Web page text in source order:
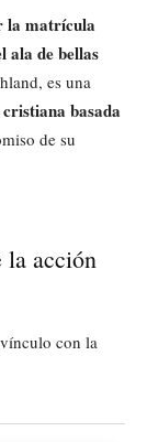
la matrícula
ala de bellas
es una
basada
de su
acción
con la